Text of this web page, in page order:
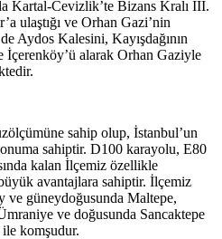
Kartal-Cevizlik’te Bizans Kralı III.
ulaştığı ve Orhan Gazi’nin
Aydos Kalesini, Kayışdağının
İçerenköy’ü alarak Orhan Gaziyle
sahip olup, İstanbul’un
sahiptir. D100 karayolu, E80
kalan İlçemiz özellikle
avantajlara sahiptir. İlçemiz
ve güneydoğusunda Maltepe,
ve doğusunda Sancaktepe
komşudur.